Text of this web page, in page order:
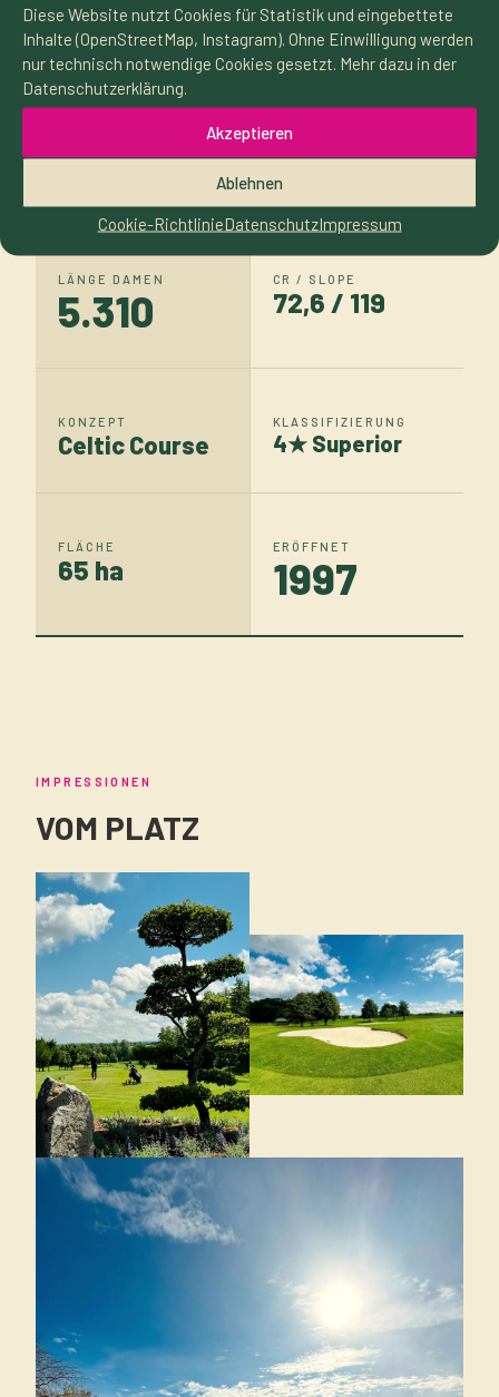
Diese Website nutzt Cookies für Statistik und eingebettete
Inhalte (OpenStreetMap, Instagram). Ohne Einwilligung werden
nur technisch notwendige Cookies gesetzt. Mehr dazu in der
Datenschutzerklärung.
Akzeptieren
Ablehnen
Cookie-RichtlinieDatenschutzImpressum
und Charakter.
18 + 6
PAR DAMEN
72
LÄNGE DAMEN
5.310
CR / SLOPE
72,6 / 119
KONZEPT
Celtic Course
KLASSIFIZIERUNG
4★ Superior
FLÄCHE
65 ha
ERÖFFNET
1997
IMPRESSIONEN
VOM PLATZ